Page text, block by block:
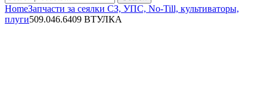
for:
HomeЗапчасти за сеялки СЗ, УПС, No-Till, культиваторы,
плуги509.046.6409 ВТУЛКА